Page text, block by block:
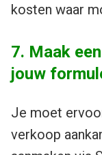
kosten waar
7. Maak
jouw
Je moet
verkoop